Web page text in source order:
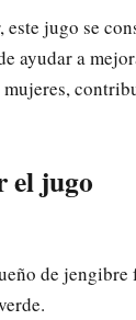
jugo se
ayudar a
el jugo
de jengibre